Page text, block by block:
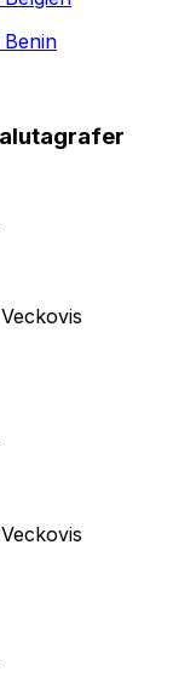
Benin
Veckovis
Veckovis